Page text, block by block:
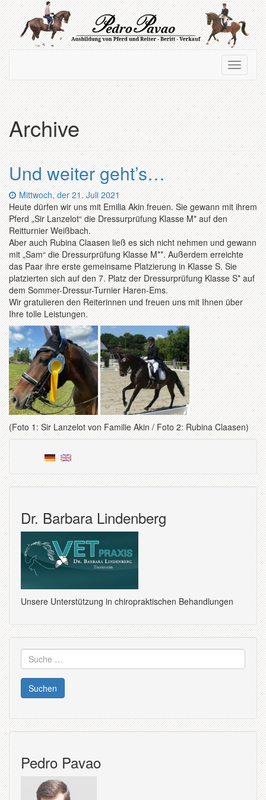
Zum
Hauptinhalt
springen
ein-/
Archive
Und weiter geht’s…
Datum:
Mittwoch, der 21. Juli 2021
Heute dürfen wir uns mit Emilia Akin freuen. Sie gewann mit ihrem
Pferd „Sir Lanzelot“ die Dressurprüfung Klasse M* auf den
Reitturnier Weißbach.
Aber auch Rubina Claasen ließ es sich nicht nehmen und gewann
mit „Sam“ die Dressurprüfung Klasse M**. Außerdem erreichte
das Paar ihre erste gemeinsame Platzierung in Klasse S. Sie
platzierten sich auf den 7. Platz der Dressurprüfung Klasse S* auf
dem Sommer-Dressur-Turnier Haren-Ems.
Wir gratulieren den Reiterinnen und freuen uns mit Ihnen über
Ihre tolle Leistungen.
(Foto 1: Sir Lanzelot von Familie Akin / Foto 2: Rubina Claasen)
Dr. Barbara Lindenberg
Unsere Unterstützung in chiropraktischen Behandlungen
Suche
nach:
Pedro Pavao